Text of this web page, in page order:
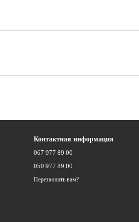
Контактная информация
067 977 89 00
050 977 89 00
Перезвонить вам?